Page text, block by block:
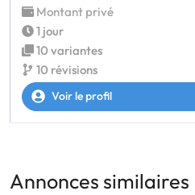
Montant privé
1 jour
10 variantes
10 révisions
Voir le profil
Annonces similaires